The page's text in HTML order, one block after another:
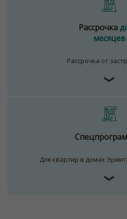
удобно свернуть во двор,
Дом обходить не придется.
инфрастуктура - наземный и
Договор на оказание
Рассрочка
месяцев
Рассрочка от
❯
Для квартир в домах
❯